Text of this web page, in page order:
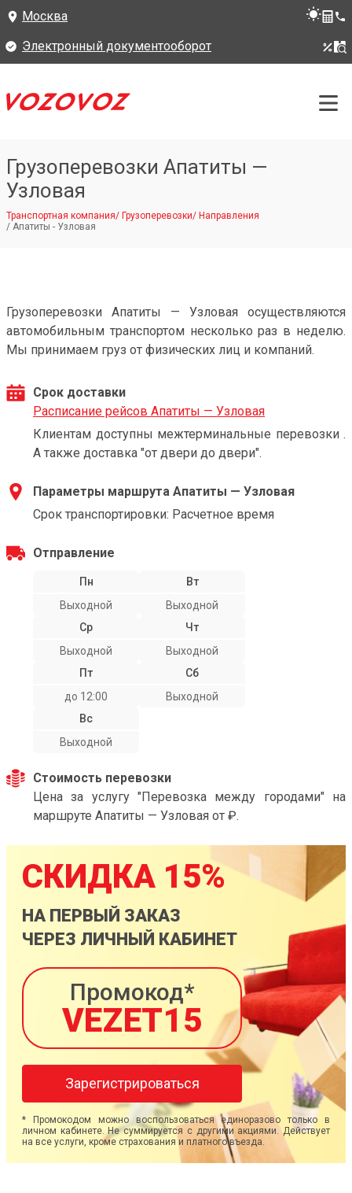
Москва
Электронный документооборот
Грузоперевозки Апатиты —
Узловая
Транспортная компания/ Грузоперевозки/ Направления
/ Апатиты - Узловая
Грузоперевозки Апатиты — Узловая осуществляются
автомобильным транспортом несколько раз в неделю.
Мы принимаем груз от физических лиц и компаний.
Срок доставки
Расписание рейсов Апатиты — Узловая
Клиентам доступны межтерминальные перевозки .
А также доставка "от двери до двери".
Параметры маршрута Апатиты — Узловая
Срок транспортировки: Расчетное время
Отправление
Пн
Выходной
Вт
Выходной
Ср
Выходной
Чт
Выходной
Пт
до 12:00
Сб
Выходной
Вс
Выходной
Стоимость перевозки
Цена за услугу "Перевозка между городами" на
маршруте Апатиты — Узловая от ₽.
СКИДКА 15%
НА ПЕРВЫЙ ЗАКАЗ
ЧЕРЕЗ ЛИЧНЫЙ КАБИНЕТ
Промокод*
VEZET15
Зарегистрироваться
* Промокодом можно воспользоваться единоразово только в
личном кабинете. Не суммируется с другими акциями. Действует
на все услуги, кроме страхования и платного въезда.